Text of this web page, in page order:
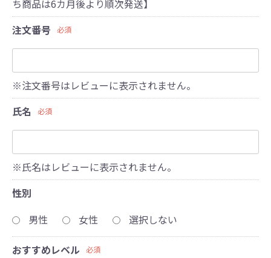
ち商品は6カ月後より順次発送】
注文番号
必須
※注文番号はレビューに表示されません。
氏名
必須
※氏名はレビューに表示されません。
性別
男性
女性 選択しない
おすすめレベル 必須